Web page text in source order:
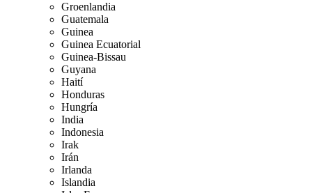
Groenlandia
Guatemala
Guinea
Guinea Ecuatorial
Guinea-Bissau
Guyana
Haití
Honduras
Hungría
India
Indonesia
Irak
Irán
Irlanda
Islandia